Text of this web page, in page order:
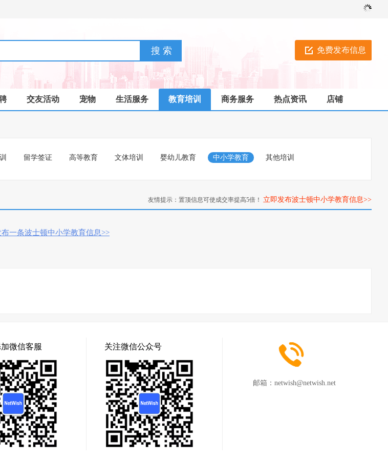
免费发布信息
交友活动 宠物 生活服务 教育培训 商务服务 热点资讯 店铺
留学签证 高等教育 文体培训 婴幼儿教育 中小学教育 其他培训
友情提示：置顶信息可使成交率提高5倍！ 立即发布波士顿中小学教育信息>>
一条波士顿中小学教育信息>>
微信客服 关注微信公众号
邮箱： netwish@netwish.net